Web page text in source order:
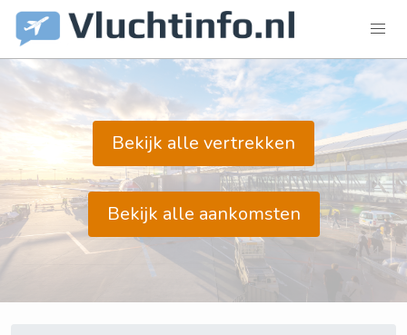
Bekijk alle vertrekken
Bekijk alle aankomsten